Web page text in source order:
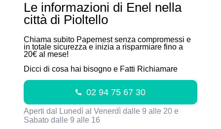
Le informazioni di Enel nella
città di Pioltello
Chiama subito Papernest senza compromessi e
in totale sicurezza e inizia a risparmiare fino a
20€ al mese!
Dicci di cosa hai bisogno e Fatti Richiamare
02 94 75 67 30
Aperti dal Lunedì al Venerdì dalle 9 alle 20 e
Sabato dalle 9 alle 16